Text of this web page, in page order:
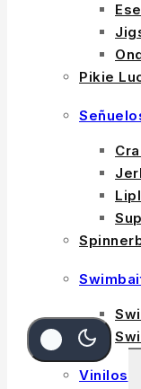
Pikie
Vinilos